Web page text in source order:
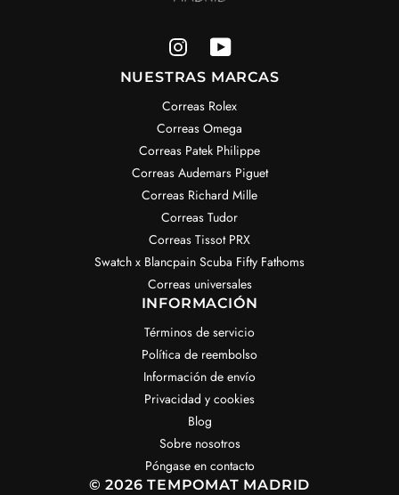
NUESTRAS MARCAS
Correas Rolex
Correas Omega
Correas Patek Philippe
Correas Audemars Piguet
Correas Richard Mille
Correas Tudor
Correas Tissot PRX
Swatch x Blancpain Scuba Fifty Fathoms
Correas universales
INFORMACIÓN
Términos de servicio
Política de reembolso
Información de envío
Privacidad y cookies
Blog
Sobre nosotros
Póngase en contacto
© 2026 TEMPOMAT MADRID